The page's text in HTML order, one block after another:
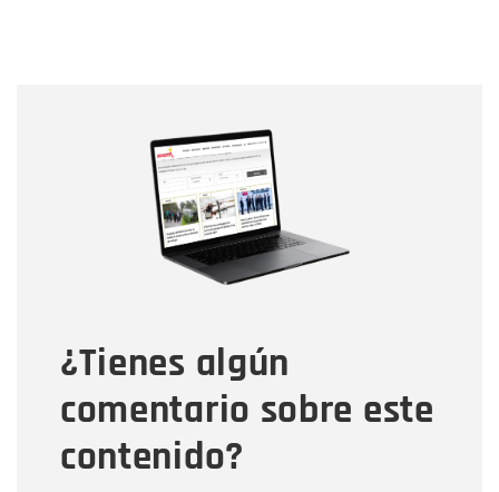
¿Tienes algún
comentario sobre este
contenido?
Correo electrónico
Tipo de comentario
Mensaje